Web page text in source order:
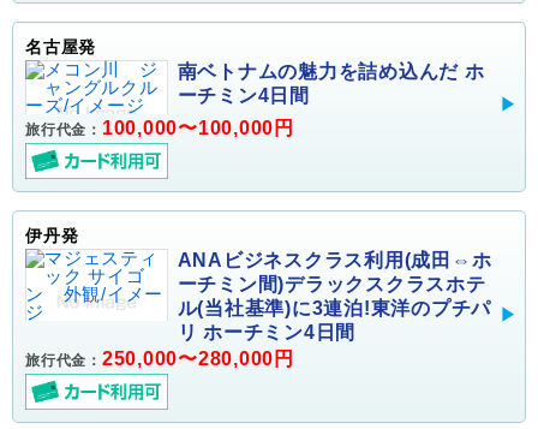
名古屋発
南ベトナムの魅力を詰め込んだ ホ
ーチミン4日間
旅行代金： 100,000〜100,000円
伊丹発
ANAビジネスクラス利用(成田⇔ホ
ーチミン間)デラックスクラスホテ
ル(当社基準)に3連泊!東洋のプチパ
リ ホーチミン4日間
旅行代金： 250,000〜280,000円